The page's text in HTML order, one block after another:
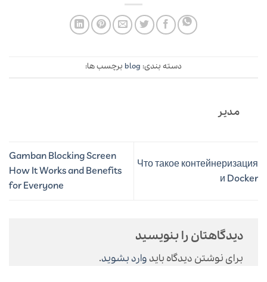
دسته بندی: blog برچسب ها:
مدیر
Что такое контейнеризация
и Docker
Gamban Blocking Screen
How It Works and Benefits
for Everyone
دیدگاهتان را بنویسید
برای نوشتن دیدگاه باید وارد بشوید.